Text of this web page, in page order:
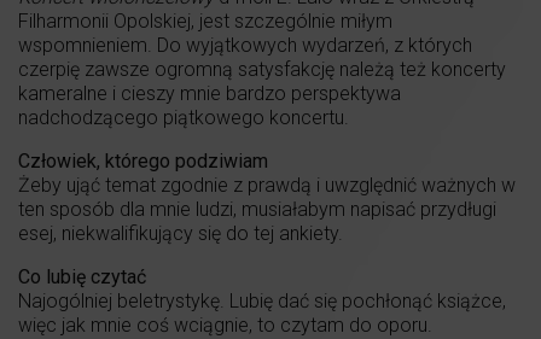
Filharmonii Opolskiej, jest szczególnie miłym
wspomnieniem. Do wyjątkowych wydarzeń, z których
czerpię zawsze ogromną satysfakcję należą też koncerty
kameralne i cieszy mnie bardzo perspektywa
nadchodzącego piątkowego koncertu.
Człowiek, którego podziwiam
Żeby ująć temat zgodnie z prawdą i uwzględnić ważnych w
ten sposób dla mnie ludzi, musiałabym napisać przydługi
esej, niekwalifikujący się do tej ankiety.
Co lubię czytać
Najogólniej beletrystykę. Lubię dać się pochłonąć książce,
więc jak mnie coś wciągnie, to czytam do oporu.